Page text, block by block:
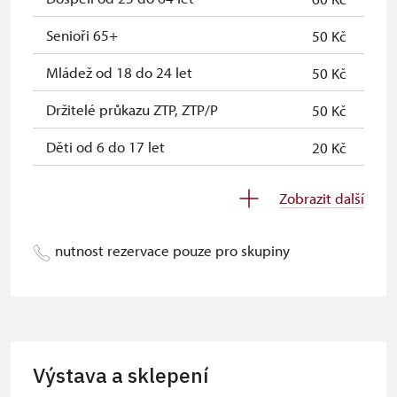
rodinní příslušníci)
Průkaz Náš člověk *
zdarma
* Platí pouze pro jednu osobu
(držitele průkazu)
Senioři 65+
50 Kč
Mládež od 18 do 24 let
50 Kč
Držitelé průkazu ZTP, ZTP/P
50 Kč
Děti od 6 do 17 let
20 Kč
Pedagogický dozor (pro školní
Zobrazit další
nutnost rezervace pouze pro skupiny
Výstava a sklepení